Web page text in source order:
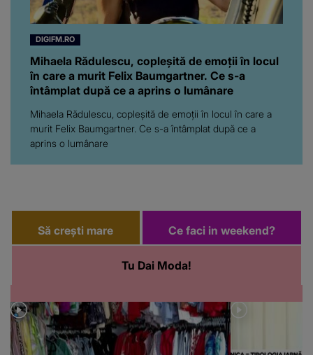
DIGIFM.RO
Mihaela Rădulescu, copleşită de emoţii în locul
în care a murit Felix Baumgartner. Ce s-a
întâmplat după ce a aprins o lumânare
Mihaela Rădulescu, copleşită de emoţii în locul în care a
murit Felix Baumgartner. Ce s-a întâmplat după ce a
aprins o lumânare
Să crești mare
Tu Dai Moda!
Ce faci in weekend?